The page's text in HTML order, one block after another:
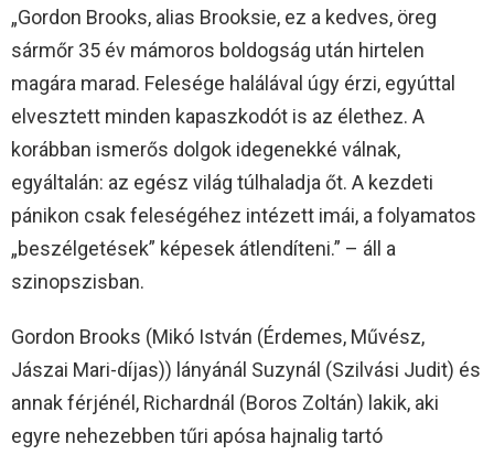
„Gordon Brooks, alias Brooksie, ez a kedves, öreg
sármőr 35 év mámoros boldogság után hirtelen
magára marad. Felesége halálával úgy érzi, egyúttal
elvesztett minden kapaszkodót is az élethez. A
korábban ismerős dolgok idegenekké válnak,
egyáltalán: az egész világ túlhaladja őt. A kezdeti
pánikon csak feleségéhez intézett imái, a folyamatos
„beszélgetések” képesek átlendíteni.” – áll a
szinopszisban.
Gordon Brooks (Mikó István (Érdemes, Művész,
Jászai Mari-díjas)) lányánál Suzynál (Szilvási Judit) és
annak férjénél, Richardnál (Boros Zoltán) lakik, aki
egyre nehezebben tűri apósa hajnalig tartó